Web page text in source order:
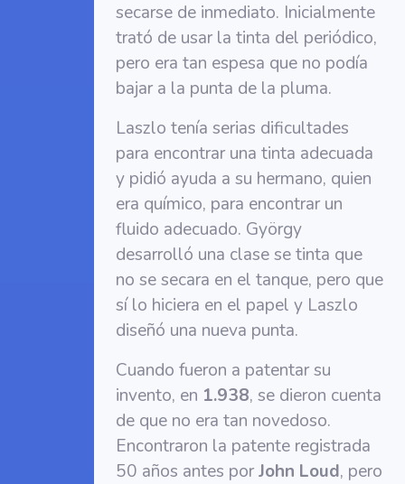
secarse de inmediato. Inicialmente
trató de usar la tinta del periódico,
pero era tan espesa que no podía
bajar a la punta de la pluma.
Laszlo tenía serias dificultades
para encontrar una tinta adecuada
y pidió ayuda a su hermano, quien
era químico, para encontrar un
fluido adecuado. György
desarrolló una clase se tinta que
no se secara en el tanque, pero que
sí lo hiciera en el papel y Laszlo
diseñó una nueva punta.
Cuando fueron a patentar su
invento, en 1.938, se dieron cuenta
de que no era tan novedoso.
Encontraron la patente registrada
50 años antes porJohn Loud, pero